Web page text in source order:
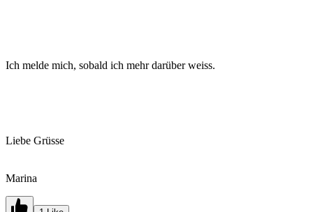
Ich melde mich, sobald ich mehr darüber weiss.
Liebe Grüsse
Marina